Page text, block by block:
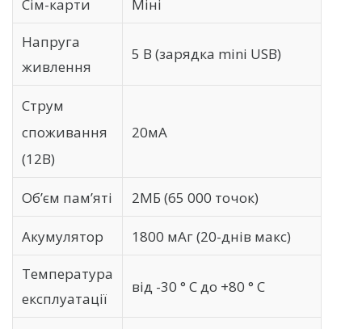
Сім-карти
Міні
Напруга
живлення
5 В (зарядка mini USB)
Струм
споживання
(12В)
20мА
Об’єм пам’яті 2МБ (65 000 точок)
Акумулятор 1800 мАг (20-днів макс)
Температура
експлуатації
від -30 ° С до +80 ° С